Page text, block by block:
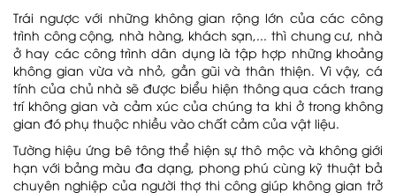
Trái ngược với những không gian rộng lớn của các công
trình công cộng, nhà hàng, khách sạn,... thì chung cư, nhà
ở hay các công trình dân dụng là tập hợp những khoảng
không gian vừa và nhỏ, gần gũi và thân thiện. Vì vậy, cá
tính của chủ nhà sẽ được biểu hiện thông qua cách trang
trí không gian và cảm xúc của chúng ta khi ở trong không
gian đó phụ thuộc nhiều vào chất cảm của vật liệu.
Tường hiệu ứng bê tông thể hiện sự thô mộc và không giới
hạn với bảng màu đa dạng, phong phú cùng kỹ thuật bả
chuyên nghiệp của người thợ thi công giúp không gian trở